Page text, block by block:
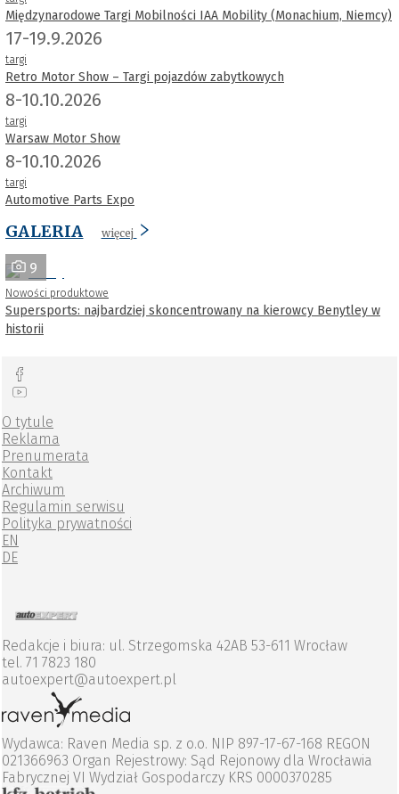
Międzynarodowe Targi Mobilności IAA Mobility (Monachium, Niemcy)
17-19.9.2026
targi
Retro Motor Show – Targi pojazdów zabytkowych
8-10.10.2026
targi
Warsaw Motor Show
8-10.10.2026
targi
Automotive Parts Expo
GALERIA więcej
9
Nowości produktowe
Supersports: najbardziej skoncentrowany na kierowcy Benytley w
historii
O tytule
Reklama
Prenumerata
Kontakt
Archiwum
Regulamin serwisu
Polityka prywatności
EN
DE
Redakcje i biura: ul. Strzegomska 42AB 53-611 Wrocław
tel. 71 7823 180
autoexpert@autoexpert.pl
Wydawca: Raven Media sp. z o.o. NIP 897-17-67-168 REGON
021366963 Organ Rejestrowy: Sąd Rejonowy dla Wrocławia
Fabrycznej VI Wydział Gospodarczy KRS 0000370285